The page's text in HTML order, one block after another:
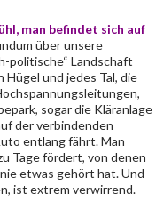
man befindet sich auf
über unsere
politische“ Landschaft
und jedes Tal, die
sogar die Kläranlage
der verbindenden
entlang fährt. Man
Tage fördert, von denen
etwas gehört hat. Und
ist extrem verwirrend.